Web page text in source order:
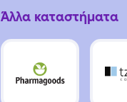
Άλλα καταστήματα